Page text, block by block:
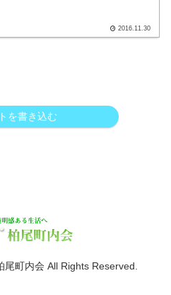
2016.11.30
を書き込む
町内会 All Rights Reserved.